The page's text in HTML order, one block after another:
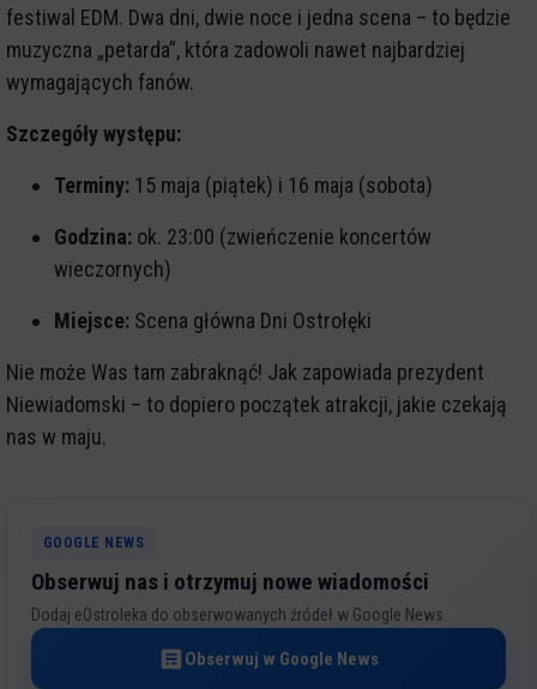
festiwal EDM. Dwa dni, dwie noce i jedna scena – to będzie
muzyczna „petarda”, która zadowoli nawet najbardziej
wymagających fanów.
Szczegóły występu:
Terminy: 15 maja (piątek) i 16 maja (sobota)
Godzina: ok. 23:00 (zwieńczenie koncertów
wieczornych)
Miejsce: Scena główna Dni Ostrołęki
Nie może Was tam zabraknąć! Jak zapowiada prezydent
Niewiadomski – to dopiero początek atrakcji, jakie czekają
nas w maju.
GOOGLE NEWS
Obserwuj nas i otrzymuj nowe wiadomości
Dodaj eOstroleka do obserwowanych źródeł w Google News.
Obserwuj w Google News